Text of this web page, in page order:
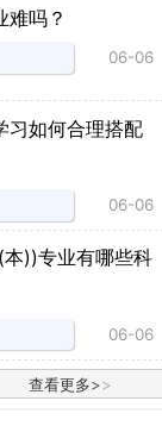
难吗？
06-06
习如何合理搭配
06-06
))专业有哪些科
06-06
查看更多>>